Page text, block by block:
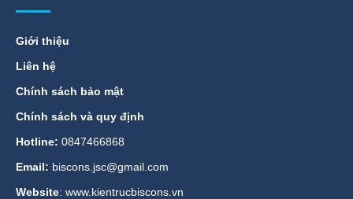
Giới thiệu
Liên hệ
Chính sách bảo mật
Chính sách và quy định
Hotline: 0847466868
Email: biscons.jsc@gmail.com
Website: www.kientrucbiscons.vn